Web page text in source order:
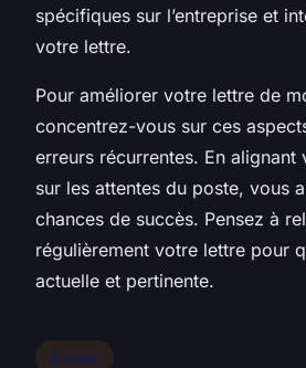
spécifiques sur l’entreprise et
votre lettre.
Pour améliorer votre lettre de
concentrez-vous sur ces
erreurs récurrentes. En alignant
sur les attentes du poste, vous
chances de succès. Pensez à
régulièrement votre lettre pour
actuelle et pertinente.
Emploi